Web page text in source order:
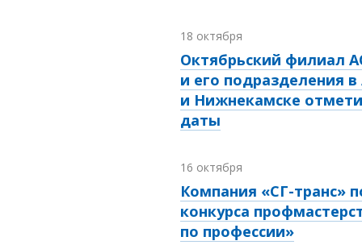
18 октября
Октябрьский филиал
и его подразделения
и Нижнекамске
даты
16 октября
Компания «СГ-транс»
конкурса
по профессии»